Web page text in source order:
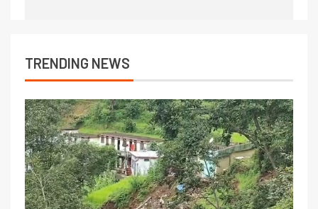
TRENDING NEWS